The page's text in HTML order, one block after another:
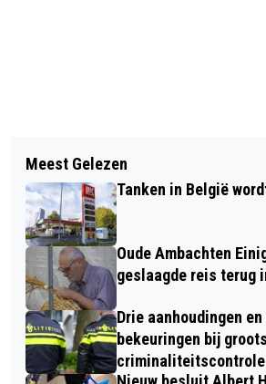
NIEUWE ENTERTAINMENT
VANUIT SITTARD-
AMSTERDAM VOOR EEN
MEER WONINGINBRAKEN
ZOMERVAKANTIE:
WAARSCHUWT BEWONERS
Meest Gelezen
Tanken in België
Oude Ambachten
geslaagde reis terug
Drie aanhoudingen
bekeuringen bij